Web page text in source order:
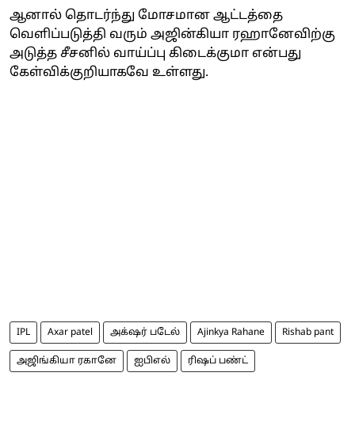
ஆனால் தொடர்ந்து மோசமான ஆட்டத்தை
வெளிப்படுத்தி வரும் அஜின்கியா ரஹானேவிற்கு
அடுத்த சீசனில் வாய்ப்பு கிடைக்குமா என்பது
கேள்விக்குறியாகவே உள்ளது.
IPL Axar patel அக்‌ஷர் படேல் Ajinkya Rahane Rishab pant
அஜிங்கியா ரகானே ஐபிஎல் ரிஷப் பண்ட்